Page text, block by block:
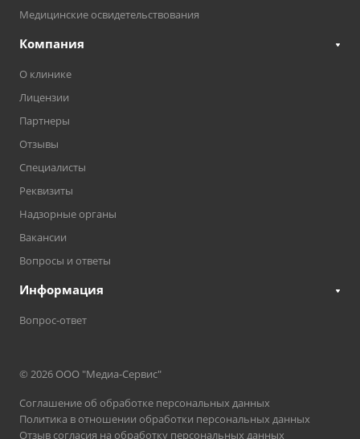
Медицинские освидетельствования
Компания
О клинике
Лицензии
Партнеры
Отзывы
Специалисты
Реквизиты
Надзорные органы
Вакансии
Вопросы и ответы
Информация
Вопрос-ответ
© 2026 ООО "Медиа-Сервис"
Соглашение об обработке персональных данных
Политика в отношении обработки персональных данных
Отзыв согласия на обработку персональных данных